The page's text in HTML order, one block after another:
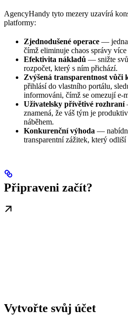
AgencyHandy tyto mezery uzavírá
platformy:
Zjednodušené operace — jedna
čímž eliminuje chaos správy
Efektivita nákladů — snižte
rozpočet, který s ním přichází.
Zvýšená transparentnost vůči
přihlásí do vlastního portálu,
informováni, čímž se omezují e-
Uživatelsky přívětivé rozhraní
znamená, že váš tým je
náběhem.
Konkurenční výhoda —
transparentní zážitek, který odliší
Připraveni začít?
Vytvořte svůj účet